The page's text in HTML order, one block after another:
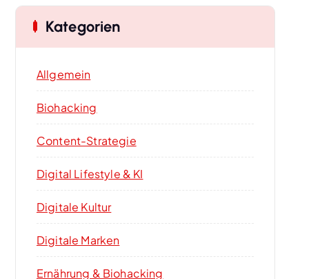
Kategorien
Allgemein
Biohacking
Content-Strategie
Digital Lifestyle & KI
Digitale Kultur
Digitale Marken
Ernährung & Biohacking